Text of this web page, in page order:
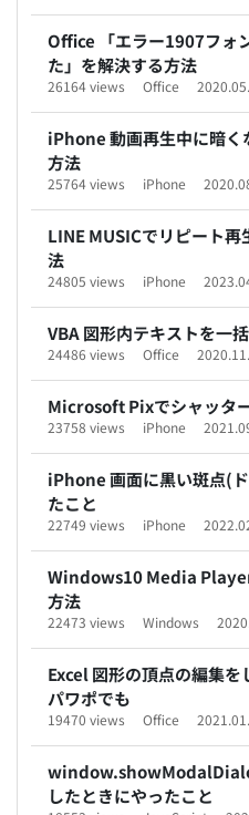
Office 「エラー1907フォ
た」を解決する方法
26164 views Office
iPhone 動画再生中に暗く
方法
25764 views iPhone
LINE MUSICでリピート
法
24805 views iPhone
VBA 図形内テキストを一
24486 views Office
Microsoft Pixでシャッタ
23758 views iPhone
iPhone 画面に黒い斑点(
たこと
22749 views iPhone
Windows10 Media
方法
22473 views Windows
Excel 図形の頂点の編集
パワポでも
19470 views Office
したときにやったこと